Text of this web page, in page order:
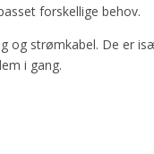
forskellige behov.
og strømkabel. De er
i gang.